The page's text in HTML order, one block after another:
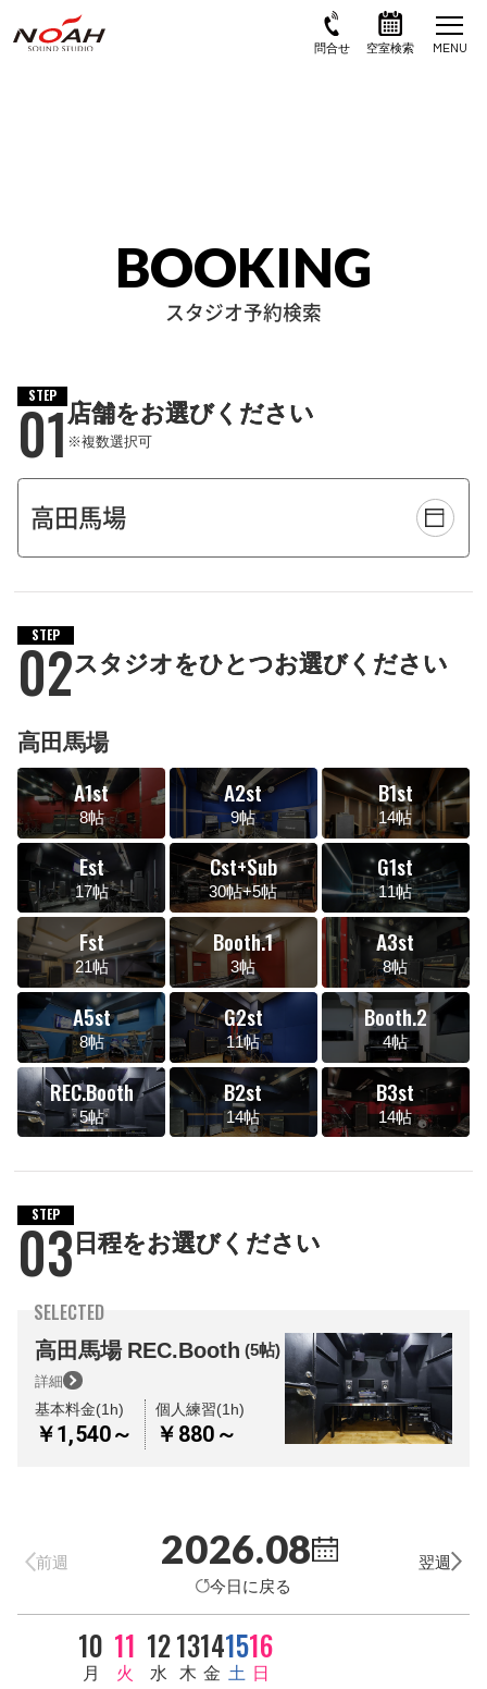
BOOKING
スタジオ予約検索
STEP
01店舗をお選びください
※複数選択可
STEP
02スタジオをひとつお選びください
高田馬場
A1st
8帖
A2st
9帖
B1st
14帖
Est
17帖
Cst+Sub
30帖+5帖
G1st
11帖
Fst
21帖
Booth.1
3帖
A3st
8帖
A5st
8帖
G2st
11帖
Booth.2
4帖
REC.Booth
5帖
B2st
14帖
B3st
14帖
STEP
03日程をお選びください
SELECTED
高田馬場 REC.Booth (5帖)
詳細
基本料金(1h)
￥1,540～
個人練習(1h)
￥880～
前週 2026.08
今日に戻る
翌週
10
月
11
火
12
水
13
木
14
金
15
土
16
日